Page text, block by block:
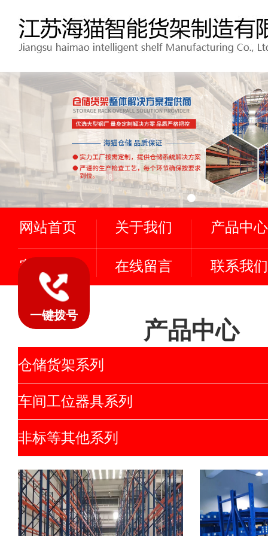
网站首页 关于我们 产品中心
客户案例 在线留言 联系我们
产品中心
仓储货架系列
车间工位器具系列
非标等其他系列
一键拨号